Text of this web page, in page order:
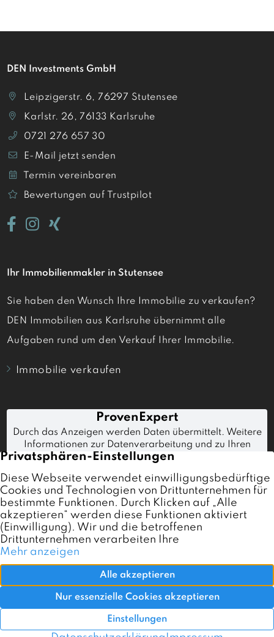
Termin buchen 0721 276 657 30
DEN Investments GmbH
Leipzigerstr. 6, 76297 Stutensee
Karlstr. 26, 76133 Karlsruhe
0721 276 657 30
E-Mail jetzt senden
Termin vereinbaren
Bewertungen auf Trustpilot
Ihr Immobilienmakler in Stutensee
Sie haben den Wunsch Ihre Immobilie zu verkaufen?
DEN Immobilien aus Karlsruhe übernimmt alle
Aufgaben rund um den Verkauf Ihrer Immobilie.
Immobilie verkaufen
Immobilien
Referenzen
Verkaufen
Impressum
Datenschutz AGB